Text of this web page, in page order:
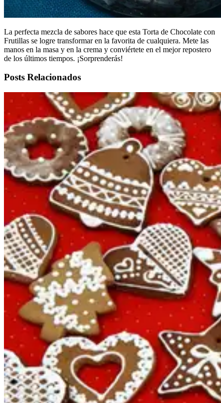
La perfecta mezcla de sabores hace que esta Torta de Chocolate con
Frutillas se logre transformar en la favorita de cualquiera. Mete las
manos en la masa y en la crema y conviértete en el mejor repostero
de los últimos tiempos. ¡Sorprenderás!
Posts Relacionados